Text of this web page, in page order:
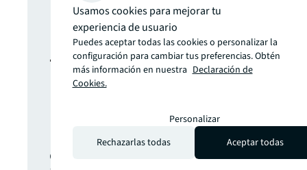
ideas? Nunca
te pierdas una
actualización.
Las últimas noticias, ideas y
oportunidades del sector
Usamos cookies para mejorar tu
experiencia de usuario
Puedes aceptar todas las cookies o personalizar la
configuración para cambiar tus preferencias. Obtén
más información en nuestra Declaración de
Cookies.
Personalizar
Rechazarlas todas
Aceptar todas